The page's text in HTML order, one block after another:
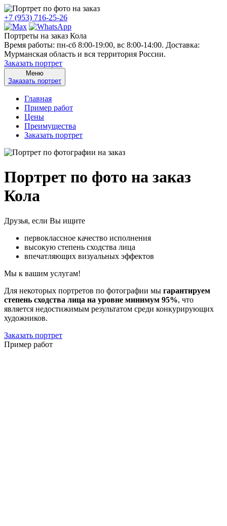
+7 (953) 716-25-26
Портреты на заказ Кола
Время работы: пн-сб 8:00-19:00, вс 8:00-14:00. Доставка:
Мурманская область и вся территория России.
Заказать портрет
Меню
Заказать портрет
Главная
Пример работ
Цены
Преимущества
Заказать портрет
Портрет по фото на заказ
Кола
Друзья, если Вы ищите
первоклассное качество исполнения
высокую степень сходства лица
впечатляющих визуальных эффектов
Мы к вашим услугам!
Для некоторых портретов по фотографии мы гарантируем
степень сходства лица на уровне минимум 95%, что
является недостижимым результатом среди конкурирующих
художников.
Заказать портрет
Пример работ